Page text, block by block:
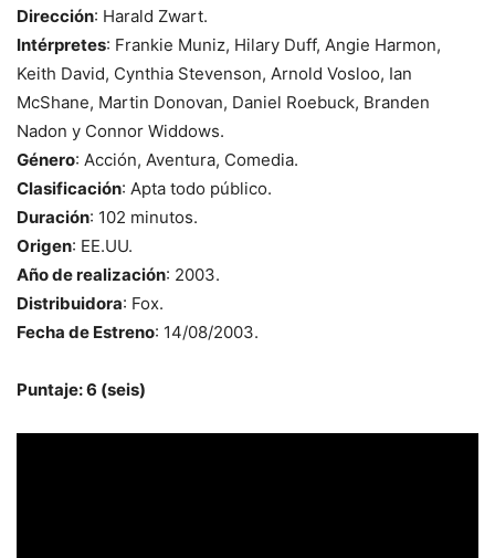
Dirección: Harald Zwart.
Intérpretes: Frankie Muniz, Hilary Duff, Angie Harmon,
Keith David, Cynthia Stevenson, Arnold Vosloo, Ian
McShane, Martin Donovan, Daniel Roebuck, Branden
Nadon y Connor Widdows.
Género: Acción, Aventura, Comedia.
Clasificación: Apta todo público.
Duración: 102 minutos.
Origen: EE.UU.
Año de realización: 2003.
Distribuidora: Fox.
Fecha de Estreno: 14/08/2003.
Puntaje: 6 (seis)